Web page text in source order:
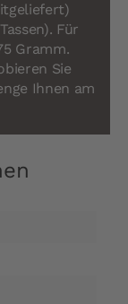
Für
Gramm.
Sie
Ihnen am